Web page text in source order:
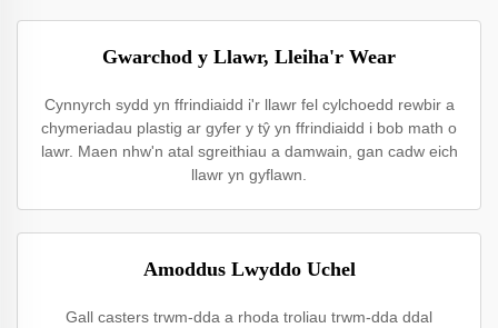
Gwarchod y Llawr, Lleiha'r Wear
Cynnyrch sydd yn ffrindiaidd i'r llawr fel cylchoedd rewbir a
chymeriadau plastig ar gyfer y tŷ yn ffrindiaidd i bob math o
lawr. Maen nhw'n atal sgreithiau a damwain, gan cadw eich
llawr yn gyflawn.
Amoddus Lwyddo Uchel
Gall casters trwm-dda a rhoda troliau trwm-dda ddal